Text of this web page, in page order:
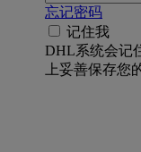
忘记密码
记住我
DHL系统会记
上妥善保存您